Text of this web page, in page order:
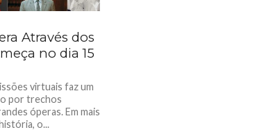
Através dos
no dia 15
virtuais faz um
por trechos
óperas. Em mais
o...